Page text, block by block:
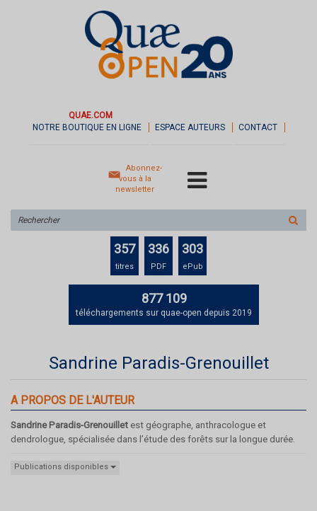
QUAE.COM
NOTRE BOUTIQUE EN LIGNE
ESPACE AUTEURS CONTACT
Abonnez-
vous à la
newsletter
sur
le
357
titres
336
PDF
303
ePub
877 109
téléchargements sur quae-open depuis 2019
Sandrine Paradis-Grenouillet
A PROPOS DE L'AUTEUR
Sandrine Paradis-Grenouillet est géographe, anthracologue et
dendrologue, spécialisée dans l’étude des forêts sur la longue durée.
Publications disponibles